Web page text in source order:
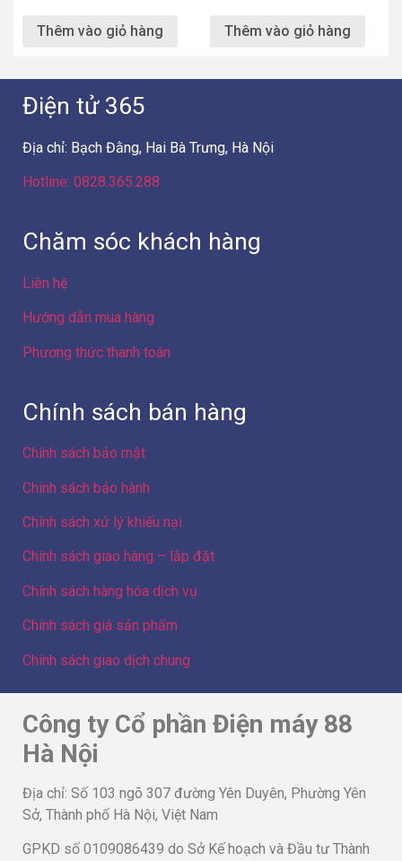
Thêm vào giỏ hàng Thêm vào giỏ hàng
Điện tử 365
Địa chỉ: Bạch Đằng, Hai Bà Trưng, Hà Nội
Hotline: 0828.365.288
Chăm sóc khách hàng
Liên hệ
Hướng dẫn mua hàng
Phương thức thanh toán
Chính sách bán hàng
Chính sách bảo mật
Chính sách bảo hành
Chính sách xử lý khiếu nại
Chính sách giao hàng – lắp đặt
Chính sách hàng hóa dịch vụ
Chính sách giá sản phẩm
Chính sách giao dịch chung
Công ty Cổ phần Điện máy 88
Hà Nội
Địa chỉ: Số 103 ngõ 307 đường Yên Duyên, Phường Yên
Sở, Thành phố Hà Nội, Việt Nam
GPKD số 0109086439 do Sở Kế hoạch và Đầu tư Thành